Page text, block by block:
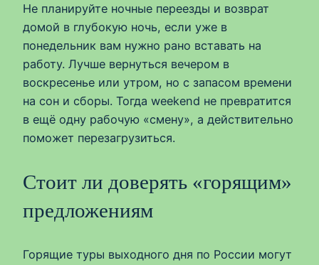
Не планируйте ночные переезды и возврат
домой в глубокую ночь, если уже в
понедельник вам нужно рано вставать на
работу. Лучше вернуться вечером в
воскресенье или утром, но с запасом времени
на сон и сборы. Тогда weekend не превратится
в ещё одну рабочую «смену», а действительно
поможет перезагрузиться.
Стоит ли доверять «горящим»
предложениям
Горящие туры выходного дня по России могут